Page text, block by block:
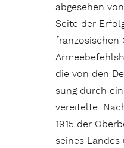
abgesehen
Seite der
fran­zö­sischen
die von den
sung durch
vereitelte.
1915 der
seines Landes